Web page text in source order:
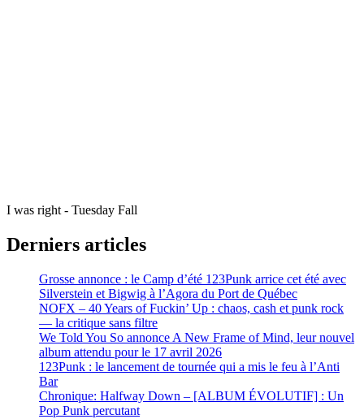
I was right - Tuesday Fall
Derniers articles
Grosse annonce : le Camp d’été 123Punk arrice cet été avec
Silverstein et Bigwig à l’Agora du Port de Québec
NOFX – 40 Years of Fuckin’ Up : chaos, cash et punk rock
— la critique sans filtre
We Told You So annonce A New Frame of Mind, leur nouvel
album attendu pour le 17 avril 2026
123Punk : le lancement de tournée qui a mis le feu à l’Anti
Bar
Chronique: Halfway Down – [ALBUM ÉVOLUTIF] : Un
Pop Punk percutant